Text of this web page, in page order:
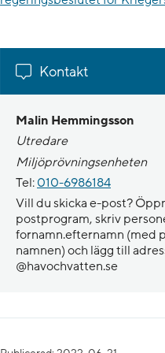
Kontakt
Malin Hemmingsson
Utredare
Miljöprövningsenheten
Tel: 010-6986184
Vill du skicka e-post?
postprogram, skriv
fornamn.efternamn (med
namnen) och lägg till
@havochvatten.se